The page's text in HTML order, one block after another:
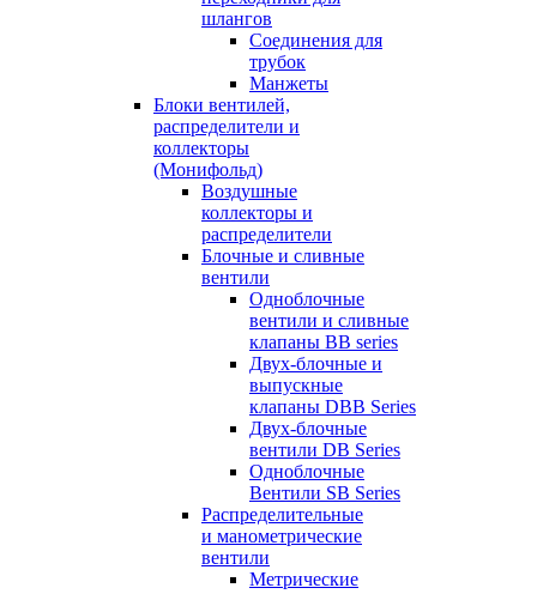
шлангов
Соединения для
трубок
Манжеты
Блоки вентилей,
распределители и
коллекторы
(Монифольд)
Воздушные
коллекторы и
распределители
Блочные и сливные
вентили
Одноблочные
вентили и сливные
клапаны BB series
Двух-блочные и
выпускные
клапаны DBB Series
Двух-блочные
вентили DB Series
Одноблочные
Вентили SB Series
Распределительные
и манометрические
вентили
Метрические